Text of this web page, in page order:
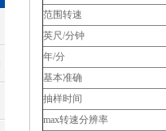
范围转速
英尺/分钟
年/分
基本准确
抽样时间
max转速分辨率